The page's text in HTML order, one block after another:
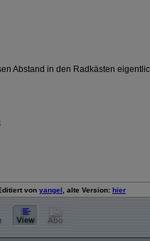
Abstand in den Radkästen
von yangel , alte Version: hier